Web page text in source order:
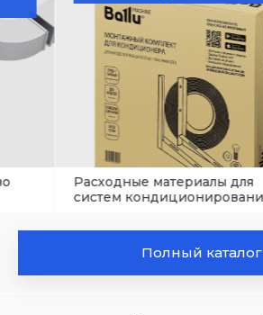
Расходные материалы для
систем кондиционирования
Полный каталог